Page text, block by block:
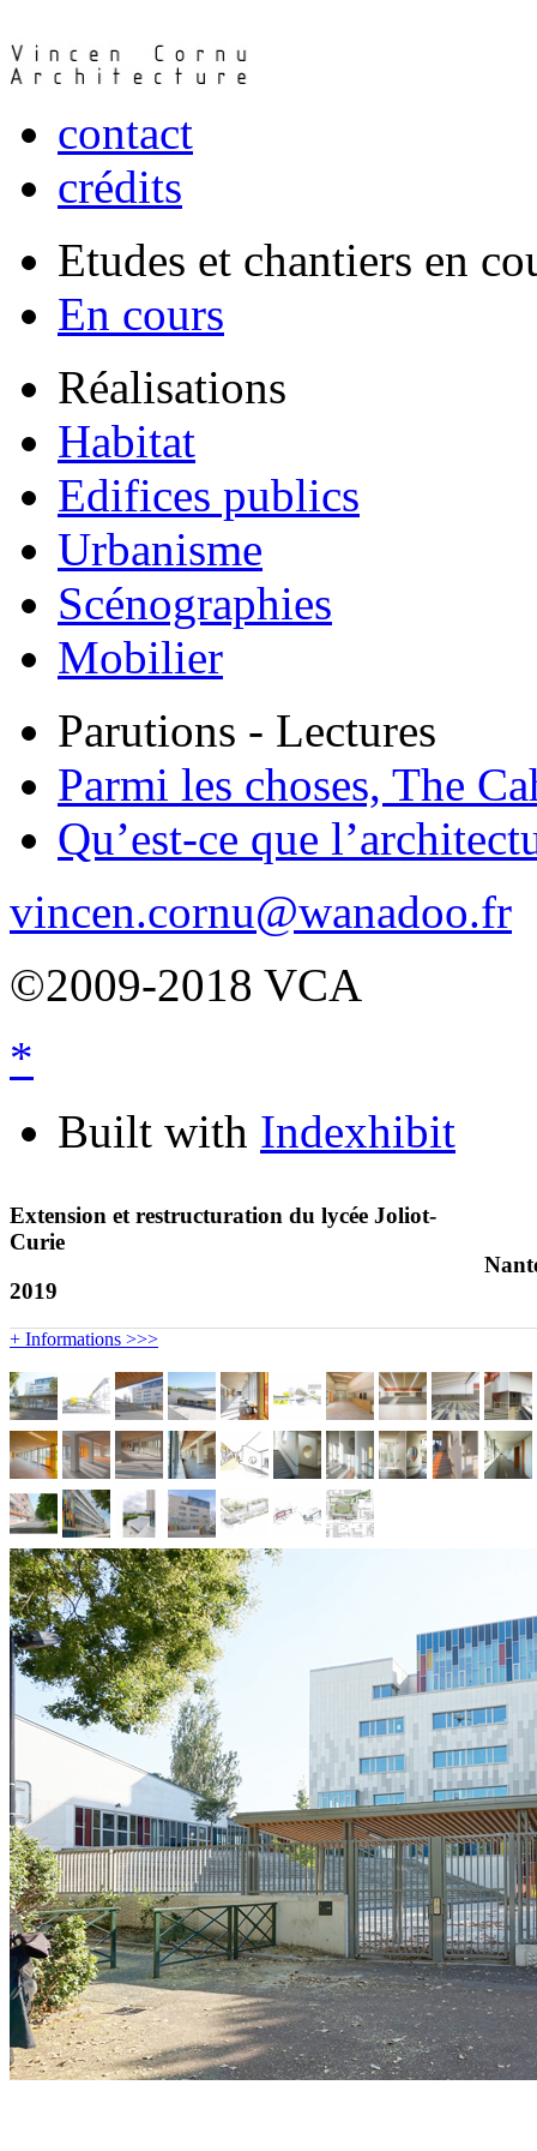
contact
crédits
Etudes et chantiers en
En cours
Réalisations
Habitat
Edifices publics
Urbanisme
Scénographies
Mobilier
Parutions - Lectures
Parmi les choses, The
Qu’est-ce que
vincen.cornu@wanadoo.fr
©2009-2018 VCA
*
Built with Indexhibit
Extension et restructuration du lycée Joliot-
Curie
2019
+ Informations >>>